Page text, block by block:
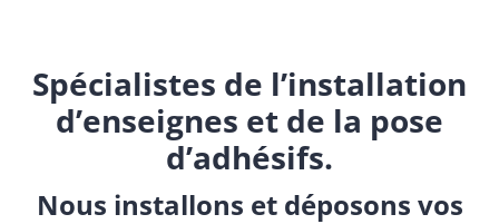
Spécialistes de l’installation
d’enseignes et de la pose
d’adhésifs.
Nous installons et déposons vos